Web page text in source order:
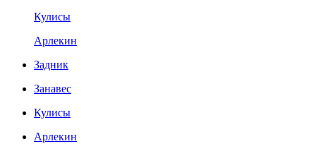
Кулисы
Арлекин
Задник
Занавес
Кулисы
Арлекин